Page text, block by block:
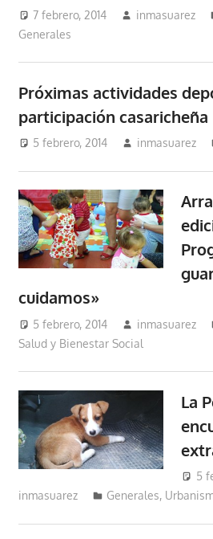
7 febrero, 2014 inmasuarez
Generales
Próximas actividades
participación casaricheña
5 febrero, 2014 inmasuarez
cuidamos»
5 febrero, 2014 inmasuarez
Salud y Bienestar Social
La
5
inmasuarez
Generales,